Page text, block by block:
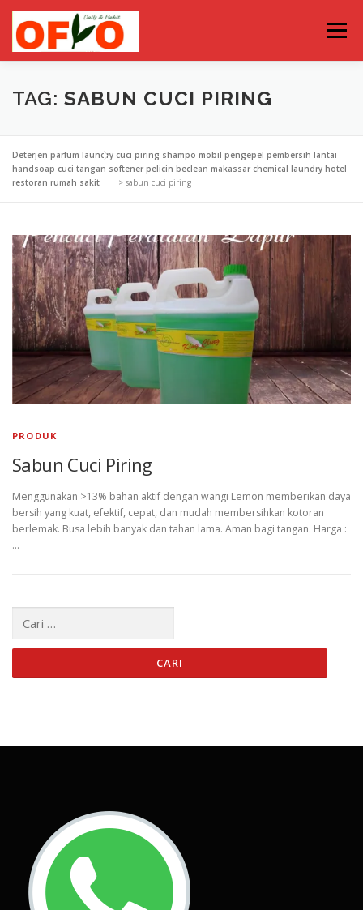
konten
Menu
TAG: SABUN CUCI PIRING
Deterjen parfum laundry cuci piring shampo mobil pengepel pembersih lantai
handsoap cuci tangan softener pelicin beclean makassar chemical laundry hotel
restoran rumah sakit
> sabun cuci piring
PRODUK
Sabun Cuci Piring
Menggunakan >13% bahan aktif dengan wangi Lemon memberikan daya
bersih yang kuat, efektif, cepat, dan mudah membersihkan kotoran
berlemak. Busa lebih banyak dan tahan lama. Aman bagi tangan. Harga :
…
untuk: